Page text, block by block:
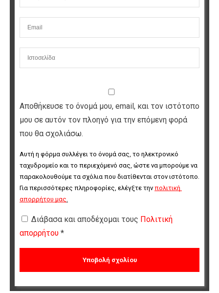
Αποθήκευσε το όνομά μου, email, και τον ιστότοπο
μου σε αυτόν τον πλοηγό για την επόμενη φορά
που θα σχολιάσω.
Αυτή η φόρμα συλλέγει το όνομά σας, το ηλεκτρονικό
ταχυδρομείο και το περιεχόμενό σας, ώστε να μπορούμε να
παρακολουθούμε τα σχόλια που διατίθενται στον ιστότοπο.
Για περισσότερες πληροφορίες, ελέγξτε την πολιτική
απορρήτου μας.
Διάβασα και αποδέχομαι τους Πολιτική
απορρήτου *